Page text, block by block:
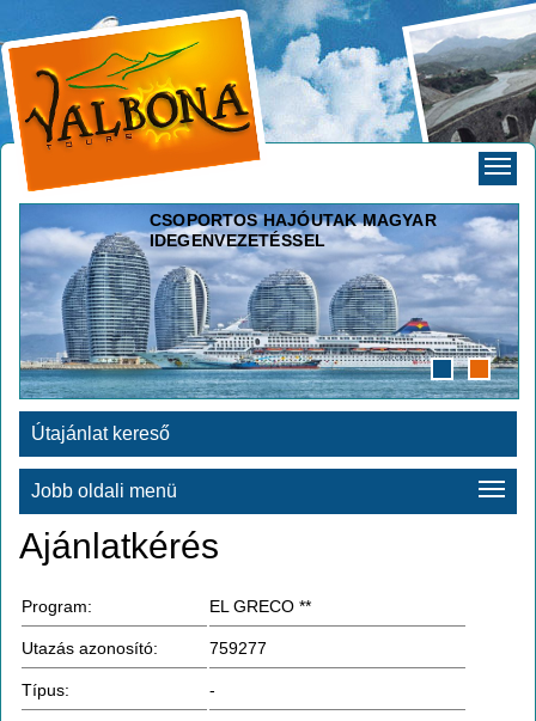
CSOPORTOS HAJÓUTAK MAGYAR
IDEGENVEZETÉSSEL
Útajánlat kereső
Jobb oldali menü
Ajánlatkérés
Program: EL GRECO **
Utazás azonosító: 759277
Típus: -